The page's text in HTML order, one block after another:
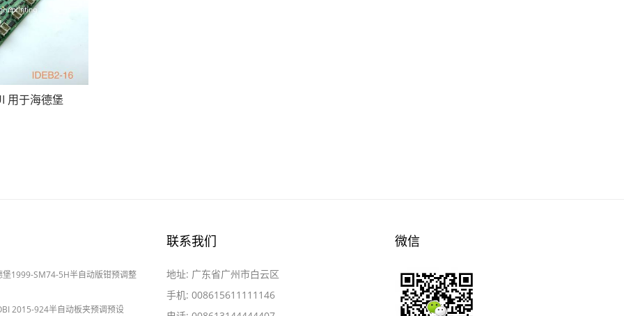
用于海德堡
堡1999-SM74-5H半自动版钳预调整
2015-924半自动板夹预调预设
联系我们
地址: 广东省广州市白云区
手机: 008615611111146
微信